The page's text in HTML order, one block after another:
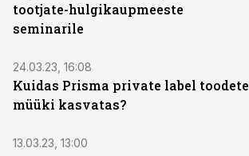
tootjate-hulgikaupmeeste
seminarile
24.03.23, 16:08
Kuidas Prisma private label toodete
müüki kasvatas?
13.03.23, 13:00